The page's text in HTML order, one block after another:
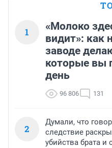
1
«Молоко
видит»: как
заводе
которые вы
день
96 806 131
2
Думали, что
следствие
убийства брата